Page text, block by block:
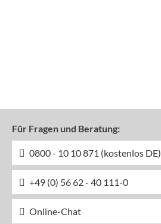
Für Fragen und Beratung:
0800 - 10 10 871 (kostenlos DE)
+49 (0) 56 62 - 40 111-0
Online-Chat